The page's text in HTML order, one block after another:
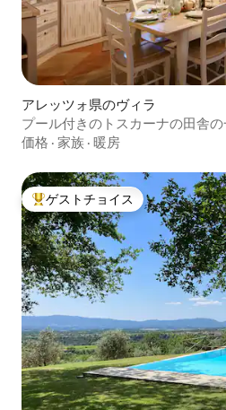
アレッツォ県のヴィラ
プール付きのトスカーナの田舎
価格 · 家族 · 暖房
大好評のゲストチョイスです。
ゲストチョイス